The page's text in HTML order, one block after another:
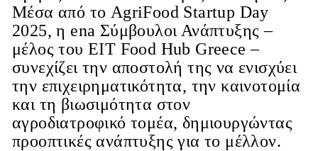
Μέσα από το AgriFood Startup Day
2025, η ena Σύμβουλοι Ανάπτυξης –
μέλος του EIT Food Hub Greece –
συνεχίζει την αποστολή της να ενισχύει
την επιχειρηματικότητα, την καινοτομία
και τη βιωσιμότητα στον
αγροδιατροφικό τομέα, δημιουργώντας
προοπτικές ανάπτυξης για το μέλλον.